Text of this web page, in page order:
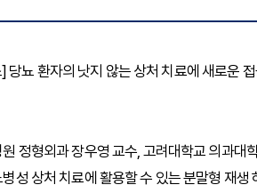
당뇨 환자의 낫지 않는 상처 치료에 새로운
정형외과 장우영 교수, 고려대학교 의과
성 상처 치료에 활용할 수 있는 분말형 재